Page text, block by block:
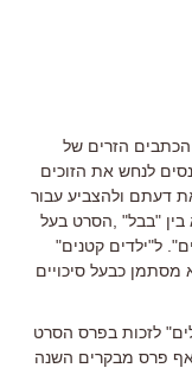
הכתבים הזרים של
לנחש את הזוכים
דעתם ולהצביע עבור
בין "בבל" ,הסרט בעל
7,לבין "השתולים". ל"ילדים קטנים"
מסתמן כבעל סיכויים
לזכות בפרס הסרט
פרס מבקרים השנה